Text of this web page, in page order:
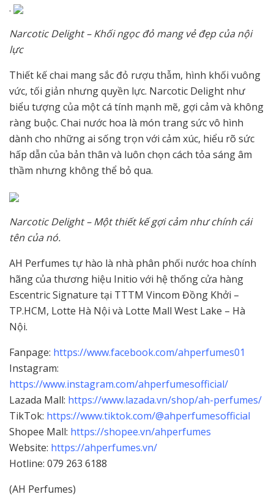
.
Narcotic Delight – Khối ngọc đỏ mang vẻ đẹp của nội
lực
Thiết kế chai mang sắc đỏ rượu thẫm, hình khối vuông
vức, tối giản nhưng quyền lực. Narcotic Delight như
biểu tượng của một cá tính mạnh mẽ, gợi cảm và không
ràng buộc. Chai nước hoa là món trang sức vô hình
dành cho những ai sống trọn với cảm xúc, hiểu rõ sức
hấp dẫn của bản thân và luôn chọn cách tỏa sáng âm
thầm nhưng không thể bỏ qua.
Narcotic Delight – Một thiết kế gợi cảm như chính cái
tên của nó.
AH Perfumes tự hào là nhà phân phối nước hoa chính
hãng của thương hiệu Initio với hệ thống cửa hàng
Escentric Signature tại TTTM Vincom Đồng Khởi –
TP.HCM, Lotte Hà Nội và Lotte Mall West Lake – Hà
Nội.
Fanpage: https://www.facebook.com/ahperfumes01
Instagram:
https://www.instagram.com/ahperfumesofficial/
Lazada Mall: https://www.lazada.vn/shop/ah-perfumes/
TikTok: https://www.tiktok.com/@ahperfumesofficial
Shopee Mall: https://shopee.vn/ahperfumes
Website: https://ahperfumes.vn/
Hotline: 079 263 6188
(AH Perfumes)